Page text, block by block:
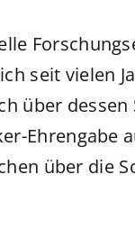
seit vielen
über
Ehrengabe
über die